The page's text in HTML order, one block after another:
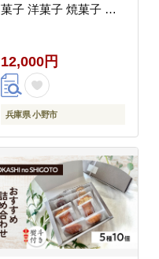
菓子 洋菓子 焼菓子 マ
キ ギフト プレゼント ]
12,000円
兵庫県 小野市